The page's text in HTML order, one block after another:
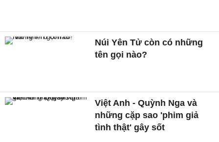
Núi Yên Tử còn có những
tên gọi nào?
Việt Anh - Quỳnh Nga và
những cặp sao 'phim giả
tình thật' gây sốt